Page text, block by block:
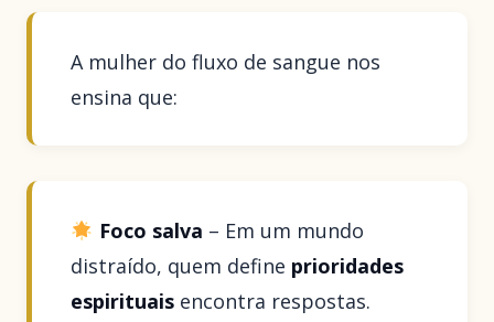
A mulher do fluxo de sangue nos
ensina que:
Foco salva – Em um mundo
distraído, quem define prioridades
espirituais encontra respostas.